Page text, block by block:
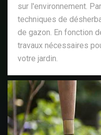
sur l'environnement.
techniques de
de gazon. En fonction
travaux nécessaires
votre jardin.